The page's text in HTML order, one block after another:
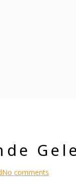
No comments